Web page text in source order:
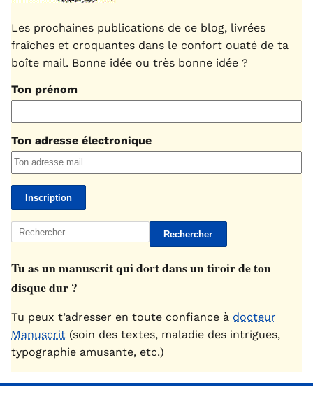
Les prochaines publications de ce blog, livrées
fraîches et croquantes dans le confort ouaté de ta
boîte mail. Bonne idée ou très bonne idée ?
Ton prénom
Ton adresse électronique
Rechercher :
Tu as un manuscrit qui dort dans un tiroir de ton
disque dur ?
Tu peux t’adresser en toute confiance à docteur
Manuscrit (soin des textes, maladie des intrigues,
typographie amusante, etc.)